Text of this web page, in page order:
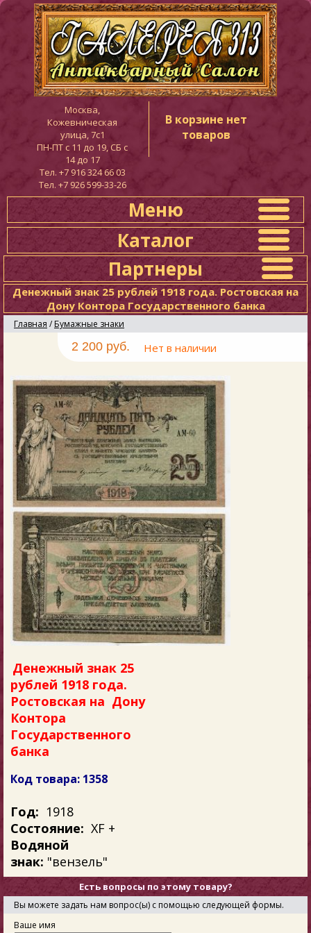
Москва,
Кожевническая
улица, 7с1
ПН-ПТ c 11 до 19, СБ с
14 до 17
Тел. +7 916 324 66 03
Тел. +7 926 599-33-26
В корзине нет
товаров
Меню
Каталог
Партнеры
Денежный знак 25 рублей 1918 года. Ростовская на
Дону Контора Государственного банка
Главная / Бумажные знаки
2 200 руб. Нет в наличии
Денежный знак 25
рублей 1918 года.
Ростовская на Дону
Контора
Государственного
банка
Код товара: 1358
Год: 1918
Состояние: XF +
Водяной
знак: "вензель"
Есть вопросы по этому товару?
Вы можете задать нам вопрос(ы) с помощью следующей формы.
Ваше имя